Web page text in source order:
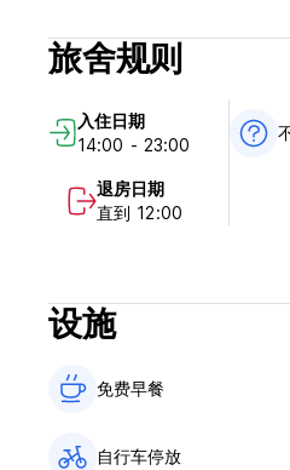
含税。
没有宵禁。
(Auto-translated from
旅舍规则
入住日期
14:00 - 23:00
退房日期
直到 12:00
设施
免费早餐‎
自行车停放